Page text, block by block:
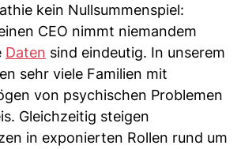
kein Nullsummenspiel:
CEO nimmt niemandem
Daten sind eindeutig. In unserem
sehr viele Familien mit
von psychischen Problemen
Gleichzeitig steigen
in exponierten Rollen rund um